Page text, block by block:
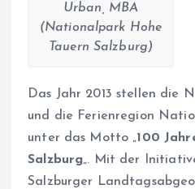
Urban, MBA
(Nationalpark Hohe
Tauern Salzburg)
Das Jahr 2013 stellen die
und die Ferienregion
unter das Motto „100
Salzburg„. Mit der
Salzburger